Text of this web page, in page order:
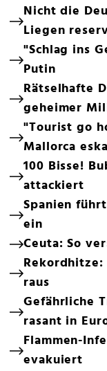
Nicht die
Liegen
"Schlag ins
Putin
Rätselhafte
geheimer
"Tourist go
Mallorca
100 Bisse!
attackiert
Spanien
ein
Ceuta: So
raus
Gefährliche
rasant in
Flammen-
evakuiert